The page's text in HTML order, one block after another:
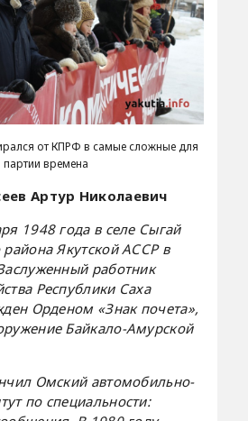
от КПРФ в самые сложные для
партии времена
Артур Николаевич
1948 года в селе Сыгай
района Якутской АССР в
работник
Республики Саха
Орденом «Знак почета»,
Байкало-Амурской
Омский автомобильно-
по специальности: